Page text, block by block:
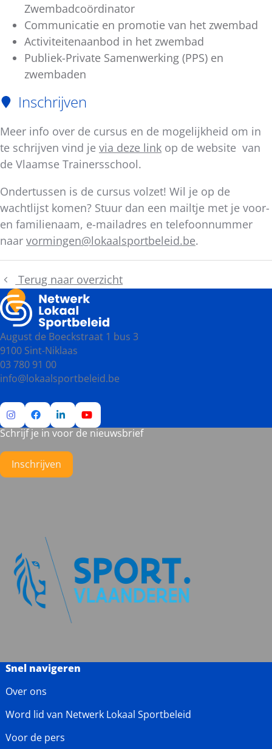
Zwembadcoördinator
Communicatie en promotie van het zwembad
Activiteitenaanbod in het zwembad
Publiek-Private Samenwerking (PPS) en
zwembaden
Inschrijven
Meer info over de cursus en de mogelijkheid om in
te schrijven vind je via deze link op de website van
de Vlaamse Trainersschool.
Ondertussen is de cursus volzet! Wil je op de
wachtlijst komen? Stuur dan een mailtje met je voor-
en familienaam, e-mailadres en telefoonnummer
naar vormingen@lokaalsportbeleid.be.
Terug naar overzicht
August de Boeckstraat 1 bus 3
9100 Sint-Niklaas
03 780 91 00
info@lokaalsportbeleid.be
Ga
Instagram
Ga
Facebook
Ga
LinkedIn
Ga
Snel navigeren
Over ons
Word lid van Netwerk Lokaal Sportbeleid
Voor de pers
Schrijf je in voor de nieuwsbrief
Inschrijven